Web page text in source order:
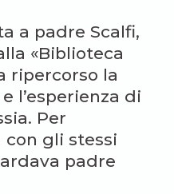
a padre Scalfi,
«Biblioteca
ripercorso la
l’esperienza di
Per
con gli stessi
padre